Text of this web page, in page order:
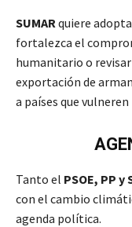
SUMAR quiere
fortalezca el
humanitario o
exportación de
a países que
Tanto el PSOE, PP y
con el cambio
agenda política.